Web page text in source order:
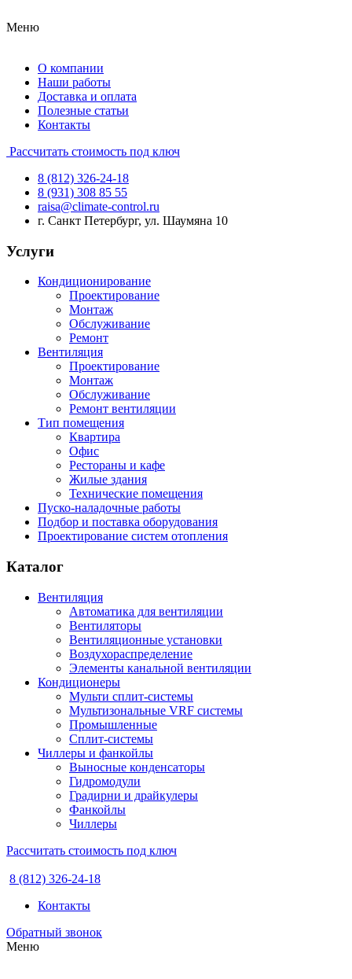
Меню
О компании
Наши работы
Доставка и оплата
Полезные статьи
Контакты
Рассчитать стоимость под ключ
8 (812) 326-24-18
8 (931) 308 85 55
raisa@climate-control.ru
г. Санкт Петербург, ул. Шаумяна 10
Услуги
Кондиционирование
Проектирование
Монтаж
Обслуживание
Ремонт
Вентиляция
Проектирование
Монтаж
Обслуживание
Ремонт вентиляции
Тип помещения
Квартира
Офис
Рестораны и кафе
Жилые здания
Технические помещения
Пуско-наладочные работы
Подбор и поставка оборудования
Проектирование систем отопления
Каталог
Вентиляция
Автоматика для вентиляции
Вентиляторы
Вентиляционные установки
Воздухораспределение
Элементы канальной вентиляции
Кондиционеры
Мульти сплит-системы
Мультизональные VRF системы
Промышленные
Сплит-системы
Чиллеры и фанкойлы
Выносные конденсаторы
Гидромодули
Градирни и драйкулеры
Фанкойлы
Чиллеры
Рассчитать стоимость под ключ
8 (812) 326-24-18
Контакты
Обратный звонок
Меню